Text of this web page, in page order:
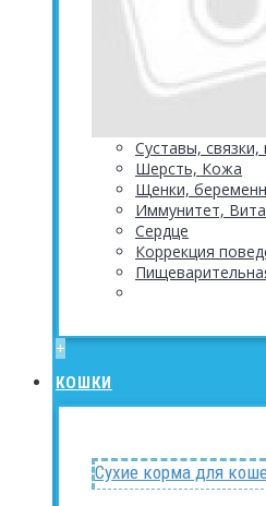
Суставы, связки,
Шерсть, Кожа
Щенки,
Иммунитет,
Сердце
Коррекция
+
КОШКИ
Сухие корма для